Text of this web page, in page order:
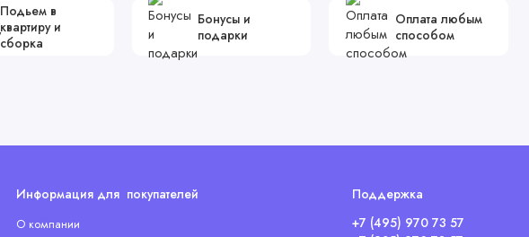
Подьем в
квартиру и
сборка
Бонусы и
подарки
Оплата любым
способом
Информация для покупателей
О компании
Поддержка
+7 (495) 970 73 57